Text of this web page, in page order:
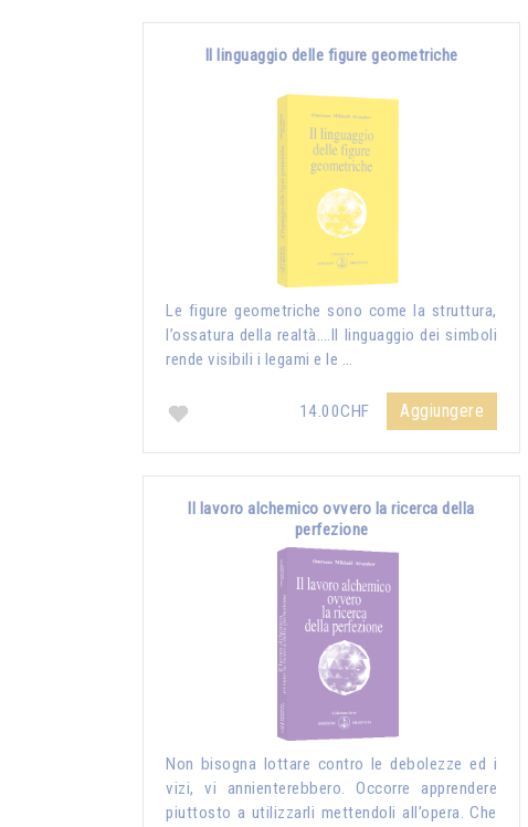
Il linguaggio delle figure geometriche
Le figure geometriche sono come la struttura,
l’ossatura della realtà….Il linguaggio dei simboli
rende visibili i legami e le …
14.00CHF Aggiungere
Il lavoro alchemico ovvero la ricerca della
perfezione
Non bisogna lottare contro le debolezze ed i
vizi, vi annienterebbero. Occorre apprendere
piuttosto a utilizzarli mettendoli all’opera. Che